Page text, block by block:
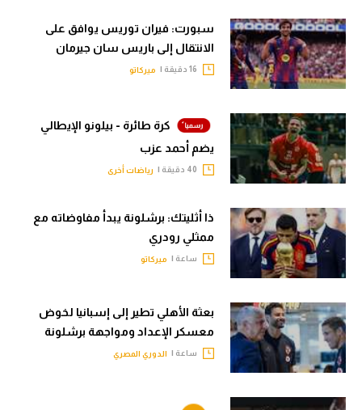
سبورت: فيران توريس يوافق على
الانتقال إلى باريس سان جيرمان
ميركاتو
كرة طائرة - بيلونو الإيطالي
يضم أحمد عزب
رياضات أخرى
ذا أثليتك: برشلونة يبدأ مفاوضاته مع
ممثلي رودري
ساعة | ميركاتو
بعثة الأهلي تطير إلى إسبانيا لخوض
معسكر الإعداد ومواجهة برشلونة
ساعة | الدوري المصري